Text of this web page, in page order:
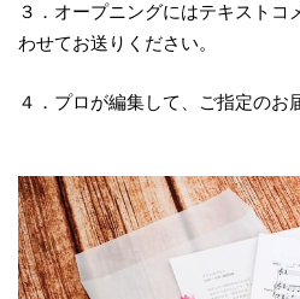
３．オープニングにはテキストコ
わせてお送りください。
４．プロが編集して、ご指定のお